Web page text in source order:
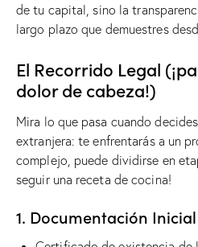
de tu capital, sino la
largo plazo que demuestres
El Recorrido Legal
dolor de cabeza!)
Mira lo que pasa cuando
extranjera: te enfrentarás a un
complejo, puede dividirse en
seguir una receta de cocina!
1. Documentación Inicial